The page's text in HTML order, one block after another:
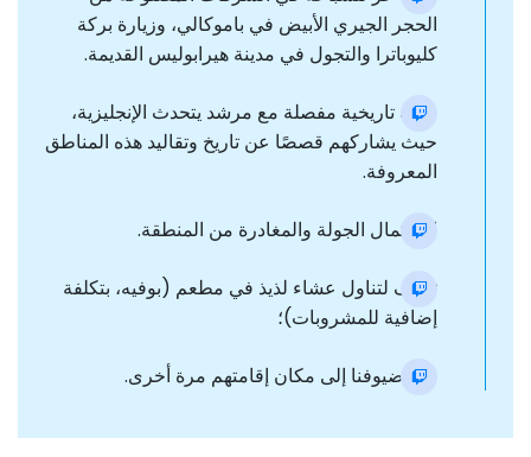
الحجر الجيري الأبيض في باموكالي، وزيارة بركة
كليوباترا والتجول في مدينة هيرابوليس القديمة.
جولة تاريخية مفصلة مع مرشد يتحدث الإنجليزية،
حيث يشاركهم قصصًا عن تاريخ وتقاليد هذه المناطق
المعروفة.
استكمال الجولة والمغادرة من المنطقة.
توقف لتناول عشاء لذيذ في مطعم (بوفيه، بتكلفة
إضافية للمشروبات)؛
نقل ضيوفنا إلى مكان إقامتهم مرة أخرى.